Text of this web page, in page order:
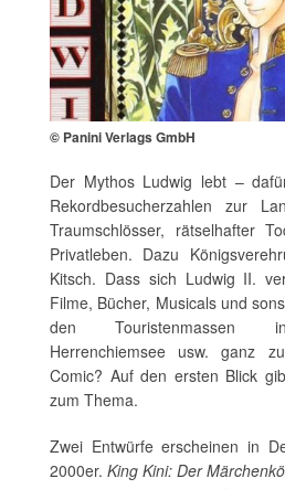
© Panini Verlags GmbH
Der Mythos Ludwig lebt –
Rekordbesucherzahlen zur
Traumschlösser, rätselhafter
Privatleben. Dazu
Kitsch. Dass sich Ludwig II.
Filme, Bücher, Musicals und
den Touristenmassen in
Herrenchiemsee usw. ganz
Comic? Auf den ersten Blick
zum Thema.
Zwei Entwürfe erscheinen in
2000er. King Kini: Der